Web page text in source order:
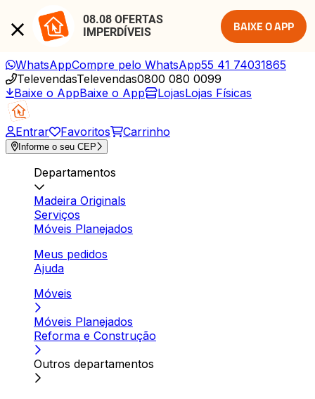
08.08 OFERTAS
IMPERDÍVEIS
BAIXE O APP
WhatsAppCompre pelo WhatsApp55 41 74031865
TelevendasTelevendas0800 080 0099
Baixe o AppBaixe o App LojasLojas Físicas
Entrar Favoritos Carrinho
Informe o seu CEP
Departamentos
Madeira Originals
Serviços
Móveis Planejados
Meus pedidos
Ajuda
Móveis
Móveis Planejados
Reforma e Construção
Outros departamentos